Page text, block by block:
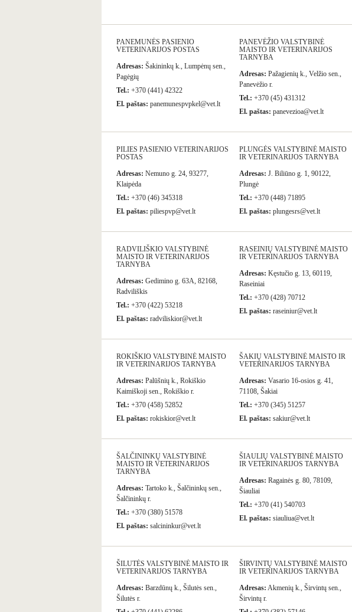
PANEMUNĖS PASIENIO
VETERINARIJOS POSTAS
Adresas: Šakininkų k., Lumpėnų sen.,
Pagėgių
Tel.: +370 (441) 42322
El. paštas: panemunespvpkel@vet.lt
PANEVĖŽIO VALSTYBINĖ
MAISTO IR VETERINARIJOS
TARNYBA
Adresas: Pažagienių k., Velžio sen.,
Panevėžio r.
Tel.: +370 (45) 431312
El. paštas: panevezioa@vet.lt
PILIES PASIENIO VETERINARIJOS
POSTAS
Adresas: Nemuno g. 24, 93277,
Klaipėda
Tel.: +370 (46) 345318
El. paštas: piliespvp@vet.lt
PLUNGĖS VALSTYBINĖ MAISTO
IR VETERINARIJOS TARNYBA
Adresas: J. Biliūno g. 1, 90122,
Plungė
Tel.: +370 (448) 71895
El. paštas: plungesrs@vet.lt
RADVILIŠKIO VALSTYBINĖ
MAISTO IR VETERINARIJOS
TARNYBA
Adresas: Gedimino g. 63A, 82168,
Radviliškis
Tel.: +370 (422) 53218
El. paštas: radviliskior@vet.lt
RASEINIŲ VALSTYBINĖ MAISTO
IR VETERINARIJOS TARNYBA
Adresas: Kęstučio g. 13, 60119,
Raseiniai
Tel.: +370 (428) 70712
El. paštas: raseiniur@vet.lt
ROKIŠKIO VALSTYBINĖ MAISTO
IR VETERINARIJOS TARNYBA
Adresas: Palūšnių k., Rokiškio
Kaimiškoji sen., Rokiškio r.
Tel.: +370 (458) 52852
El. paštas: rokiskior@vet.lt
ŠAKIŲ VALSTYBINĖ MAISTO IR
VETERINARIJOS TARNYBA
Adresas: Vasario 16-osios g. 41,
71108, Šakiai
Tel.: +370 (345) 51257
El. paštas: sakiur@vet.lt
ŠALČININKŲ VALSTYBINĖ
MAISTO IR VETERINARIJOS
TARNYBA
Adresas: Tartoko k., Šalčininkų sen.,
Šalčininkų r.
Tel.: +370 (380) 51578
El. paštas: salcininkur@vet.lt
ŠIAULIŲ VALSTYBINĖ MAISTO
IR VETERINARIJOS TARNYBA
Adresas: Ragainės g. 80, 78109,
Šiauliai
Tel.: +370 (41) 540703
El. paštas: siauliua@vet.lt
ŠILUTĖS VALSTYBINĖ MAISTO IR
VETERINARIJOS TARNYBA
Adresas: Barzdūnų k., Šilutės sen.,
Šilutės r.
ŠIRVINTŲ VALSTYBINĖ MAISTO
IR VETERINARIJOS TARNYBA
Adresas: Akmenių k., Širvintų sen.,
Širvintų r.